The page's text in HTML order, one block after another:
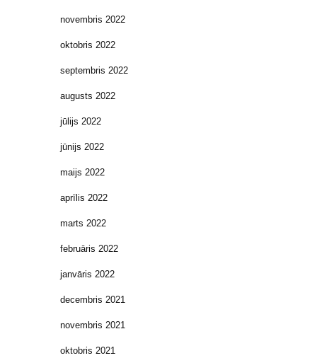
novembris 2022
oktobris 2022
septembris 2022
augusts 2022
jūlijs 2022
jūnijs 2022
maijs 2022
aprīlis 2022
marts 2022
februāris 2022
janvāris 2022
decembris 2021
novembris 2021
oktobris 2021